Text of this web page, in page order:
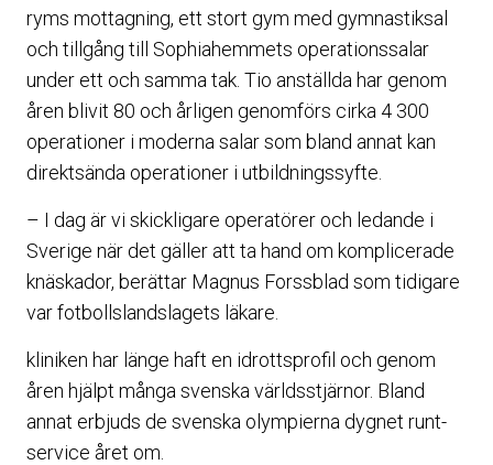
ryms mottagning, ett stort gym med gymnastiksal
och tillgång till Sophiahemmets operationssalar
under ett och samma tak. Tio anställda har genom
åren blivit 80 och årligen genomförs cirka 4 300
operationer i moderna salar som bland annat kan
direktsända operationer i utbildningssyfte.
– I dag är vi skickligare operatörer och ledande i
Sverige när det gäller att ta hand om komplicerade
knäskador, berättar Magnus Forssblad som tidigare
var fotbollslandslagets läkare.
kliniken har länge haft en idrottsprofil och genom
åren hjälpt många svenska världsstjärnor. Bland
annat erbjuds de svenska olympierna dygnet runt-
service året om.